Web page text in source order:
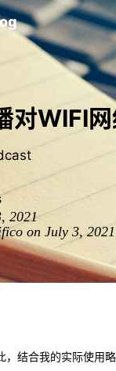
对WIFI
2021
on July 3, 2021
，结合我的实际使用